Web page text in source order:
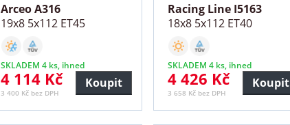
Arceo A316
19x8 5x112 ET45
SKLADEM 4 ks, ihned
4 114 Kč
3 400 Kč bez DPH
Koupit
Racing Line I5163
18x8 5x112 ET40
SKLADEM 4 ks, ihned
4 426 Kč
3 658 Kč bez DPH
Koupit